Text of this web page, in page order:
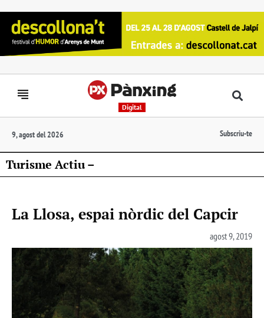
Digital
9, agost del 2026 Subscriu-te
Turisme Actiu –
La Llosa, espai nòrdic del Capcir
agost 9, 2019